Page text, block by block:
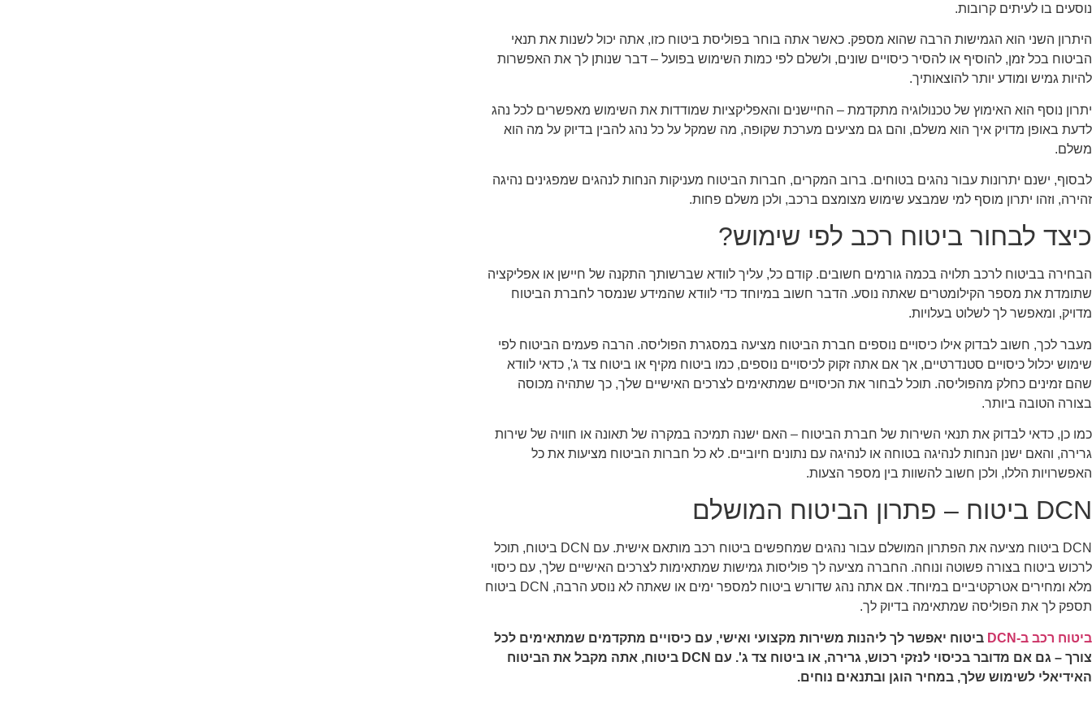
נוסעים בו לעיתים קרובות.
היתרון השני הוא הגמישות הרבה שהוא מספק. כאשר אתה בוחר בפוליסת ביטוח כזו, אתה יכול לשנות את תנאי
הביטוח בכל זמן, להוסיף או להסיר כיסויים שונים, ולשלם לפי כמות השימוש בפועל – דבר שנותן לך את האפשרות
להיות גמיש ומודע יותר להוצאותיך.
יתרון נוסף הוא האימוץ של טכנולוגיה מתקדמת – החיישנים והאפליקציות שמודדות את השימוש מאפשרים לכל נהג
לדעת באופן מדויק איך הוא משלם, והם גם מציעים מערכת שקופה, מה שמקל על כל נהג להבין בדיוק על מה הוא
משלם.
לבסוף, ישנם יתרונות עבור נהגים בטוחים. ברוב המקרים, חברות הביטוח מעניקות הנחות לנהגים שמפגינים נהיגה
זהירה, וזהו יתרון מוסף למי שמבצע שימוש מצומצם ברכב, ולכן משלם פחות.
כיצד לבחור ביטוח רכב לפי שימוש?
הבחירה בביטוח לרכב תלויה בכמה גורמים חשובים. קודם כל, עליך לוודא שברשותך התקנה של חיישן או אפליקציה
שתומדת את מספר הקילומטרים שאתה נוסע. הדבר חשוב במיוחד כדי לוודא שהמידע שנמסר לחברת הביטוח
מדויק, ומאפשר לך לשלוט בעלויות.
מעבר לכך, חשוב לבדוק אילו כיסויים נוספים חברת הביטוח מציעה במסגרת הפוליסה. הרבה פעמים הביטוח לפי
שימוש יכלול כיסויים סטנדרטיים, אך אם אתה זקוק לכיסויים נוספים, כמו ביטוח מקיף או ביטוח צד ג', כדאי לוודא
שהם זמינים כחלק מהפוליסה. תוכל לבחור את הכיסויים שמתאימים לצרכים האישיים שלך, כך שתהיה מכוסה
בצורה הטובה ביותר.
כמו כן, כדאי לבדוק את תנאי השירות של חברת הביטוח – האם ישנה תמיכה במקרה של תאונה או חוויה של שירות
גרירה, והאם ישנן הנחות לנהיגה בטוחה או לנהיגה עם נתונים חיוביים. לא כל חברות הביטוח מציעות את כל
האפשרויות הללו, ולכן חשוב להשוות בין מספר הצעות.
DCN ביטוח – פתרון הביטוח המושלם
DCN ביטוח מציעה את הפתרון המושלם עבור נהגים שמחפשים ביטוח רכב מותאם אישית. עם DCN ביטוח, תוכל
לרכוש ביטוח בצורה פשוטה ונוחה. החברה מציעה לך פוליסות גמישות שמתאימות לצרכים האישיים שלך, עם כיסוי
מלא ומחירים אטרקטיביים במיוחד. אם אתה נהג שדורש ביטוח למספר ימים או שאתה לא נוסע הרבה, DCN ביטוח
תספק לך את הפוליסה שמתאימה בדיוק לך.
ביטוח רכב ב-DCN
ביטוח יאפשר לך ליהנות משירות מקצועי ואישי, עם כיסויים מתקדמים שמתאימים לכל
צורך – גם אם מדובר בכיסוי לנזקי רכוש, גרירה, או ביטוח צד ג'. עם DCN ביטוח, אתה מקבל את הביטוח
האידיאלי לשימוש שלך, במחיר הוגן ובתנאים נוחים.